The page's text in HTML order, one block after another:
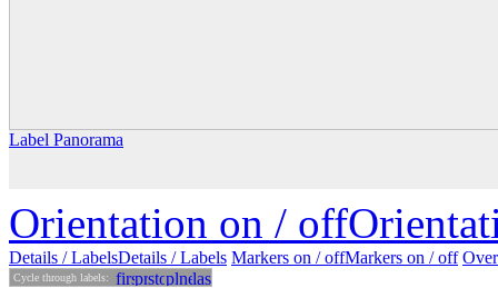
Label Panorama
Orientation on / off
Details / LabelsDetails /Labels Markers on /offMarkers on / off
Cycle through labels: